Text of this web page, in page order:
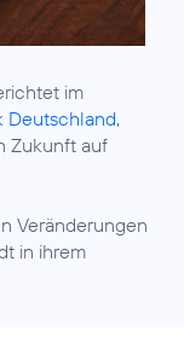
im
Deutschland,
Zukunft auf
Veränderungen
in ihrem